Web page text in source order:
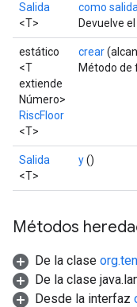
Salida
<T>
como salida
Devuelve
estático
<T
extiende
Número>
RiscFloor
<T>
crear
Método de
Salida
<T>
y()
Métodos
De la clase
De la clase
Desde la interfaz